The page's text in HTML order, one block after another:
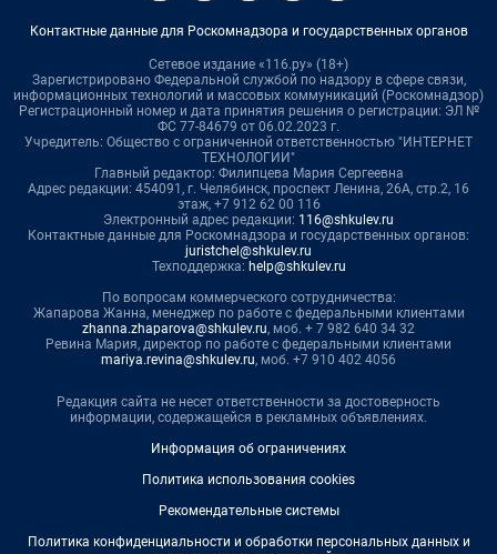
Контактные данные для Роскомнадзора и государственных органов
Сетевое издание «116.ру» (18+)
Зарегистрировано Федеральной службой по надзору в сфере связи,
информационных технологий и массовых коммуникаций (Роскомнадзор)
Регистрационный номер и дата принятия решения о регистрации: ЭЛ №
ФС 77-84679 от 06.02.2023 г.
Учредитель: Общество с ограниченной ответственностью "ИНТЕРНЕТ
ТЕХНОЛОГИИ"
Главный редактор: Филипцева Мария Сергеевна
Адрес редакции: 454091, г. Челябинск, проспект Ленина, 26А, стр.2, 16
этаж, +7 912 62 00 116
Электронный адрес редакции: 116@shkulev.ru
Контактные данные для Роскомнадзора и государственных органов:
juristchel@shkulev.ru
Техподдержка: help@shkulev.ru
По вопросам коммерческого сотрудничества:
Жапарова Жанна, менеджер по работе с федеральными клиентами
zhanna.zhaparova@shkulev.ru, моб. + 7 982 640 34 32
Ревина Мария, директор по работе с федеральными клиентами
mariya.revina@shkulev.ru, моб. +7 910 402 4056
Редакция сайта не несет ответственности за достоверность
информации, содержащейся в рекламных объявлениях.
Информация об ограничениях
Политика использования cookies
Рекомендательные системы
Политика конфиденциальности и обработки персональных данных и